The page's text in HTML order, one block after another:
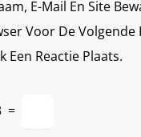
E-Mail En Site
Voor De Volgende
Een Reactie Plaats.
=